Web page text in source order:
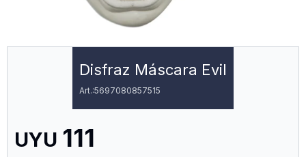
Disfraz Máscara Evil
5697080857515
UYU 111